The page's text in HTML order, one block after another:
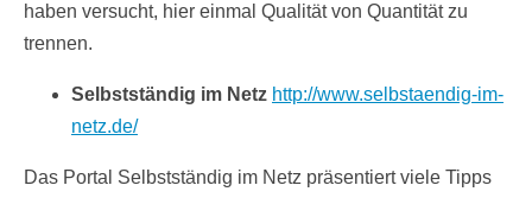
haben versucht, hier einmal Qualität von Quantität zu
trennen.
Selbstständig im Netz http://www.selbstaendig-im-
netz.de/
Das Portal Selbstständig im Netz präsentiert viele Tipps